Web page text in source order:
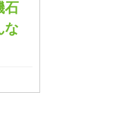
石
な